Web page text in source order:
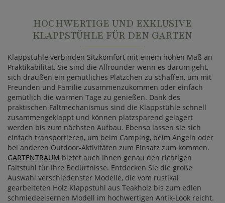
HOCHWERTIGE UND EXKLUSIVE
KLAPPSTÜHLE FÜR DEN GARTEN
Klappstühle verbinden Sitzkomfort mit einem hohen Maß an
Praktikabilität. Sie sind die Allrounder wenn es darum geht,
sich draußen ein gemütliches Plätzchen zu schaffen, um mit
Freunden und Familie zusammenzukommen oder einfach
gemütlich die warmen Tage zu genießen. Dank des
praktischen Faltmechanismus sind die Klappstühle schnell
zusammengeklappt und können platzsparend gelagert
werden bis zum nächsten Aufbau. Ebenso lassen sie sich
einfach transportieren, um beim Camping, beim Angeln oder
bei anderen Outdoor-Aktivitäten zum Einsatz zum kommen.
GARTENTRAUM bietet auch Ihnen genau den richtigen
Faltstuhl für Ihre Bedürfnisse. Entdecken Sie die große
Auswahl verschiedenster Modelle, die vom rustikal
gearbeiteten Holz Klappstuhl aus Teakholz bis zum edlen
schmiedeeisernen Modell im hochwertigen Antik-Look reicht.